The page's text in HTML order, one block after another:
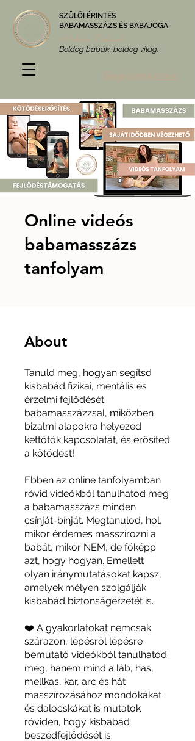
SZÜLŐI ÉRINTÉS
BABAMASSZÁZS ÉS BABAJÓGA
Boldog babák, boldog világ.
Molnár Zsókával
Bejelentkezés
Online videós
babamasszázs
tanfolyam
About
Tanuld meg, hogyan segítsd
kisbabád fizikai, mentális és
érzelmi fejlődését
babamasszázzsal, miközben
bizalmi alapokra helyezed
kettőtök kapcsolatát, és erősíted
a kötődést!
Ebben az online tanfolyamban
rövid videókból tanulhatod meg
a babamasszázs minden
csínját-bínját. Megtanulod, hol,
mikor érdemes masszírozni a
babát, mikor NEM, de főképp
azt, hogy hogyan. Emellett
olyan iránymutatásokat kapsz,
amelyek mélyen szolgálják
kisbabád biztonságérzetét is.
❤️ A gyakorlatokat nemcsak
szárazon, lépésről lépésre
bemutató videókból tanulhatod
meg, hanem mind a láb, has,
mellkas, kar, arc és hát
masszírozásához mondókákat
és dalocskákat is mutatok
röviden, hogy kisbabád
beszédfejlődését is